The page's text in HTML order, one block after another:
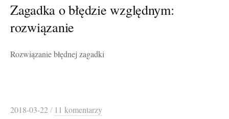
Zagadka o błędzie względnym:
rozwiązanie
Rozwiązanie błędnej zagadki
2018-03-22/ 11 komentarzy